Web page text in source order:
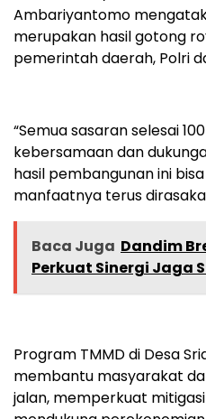
Ambariyantomo
merupakan hasil gotong
pemerintah daerah, Polri
“Semua sasaran selesai
kebersamaan dan
hasil pembangunan ini
manfaatnya terus
Baca Juga Dandim
Perkuat Sinergi Jaga
Program TMMD di Desa
membantu masyarakat
jalan, memperkuat